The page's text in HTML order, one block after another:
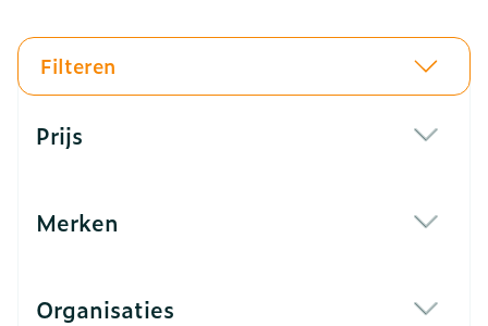
Filteren
Prijs
Merken
Organisaties